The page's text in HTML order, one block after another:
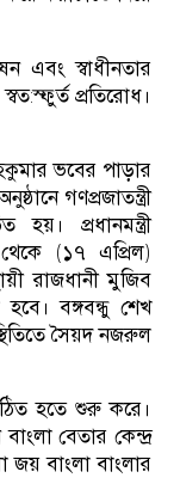
এবং স্বাধীনতার
প্রতিরোধ।
ভবের পাড়ার
গণপ্রজাতন্ত্রী
হয়। প্রধানমন্ত্রী
(১৭ এপ্রিল)
রাজধানী মুজিব
বঙ্গবন্ধু শেখ
সৈয়দ নজরুল
হতে শুরু করে।
বেতার কেন্দ্র
জয় বাংলা বাংলার